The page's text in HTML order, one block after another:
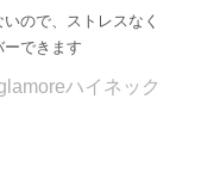
ので、ストレスなく
できます
ハイネック